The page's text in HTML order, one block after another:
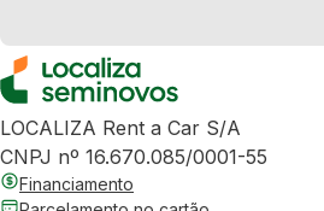
LOCALIZA Rent a Car S/A
CNPJ nº 16.670.085/0001-55
Financiamento